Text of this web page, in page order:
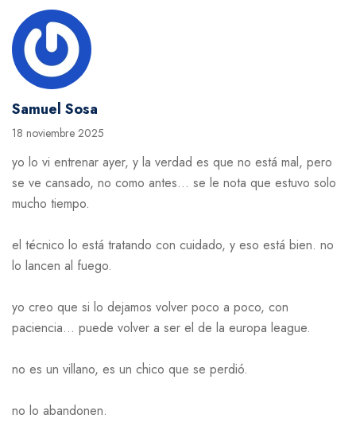
Samuel Sosa
18 noviembre 2025
yo lo vi entrenar ayer, y la verdad es que no está mal, pero
se ve cansado, no como antes… se le nota que estuvo solo
mucho tiempo.
el técnico lo está tratando con cuidado, y eso está bien. no
lo lancen al fuego.
yo creo que si lo dejamos volver poco a poco, con
paciencia… puede volver a ser el de la europa league.
no es un villano, es un chico que se perdió.
no lo abandonen.